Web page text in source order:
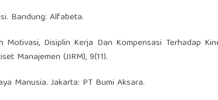
Bandung: Alfabeta.
Motivasi, Disiplin Kerja Dan Kompensasi Terhadap
Manajemen (JIRM), 9(11).
Manusia. Jakarta: PT Bumi Aksara.